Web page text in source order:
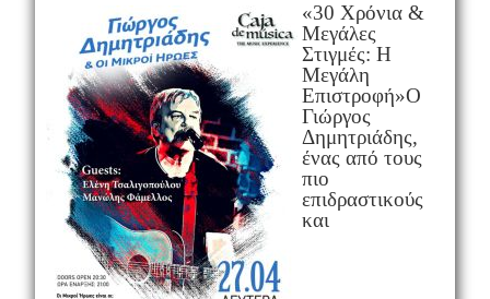
«30 Χρόνια &
Μεγάλες
Στιγμές: Η
Μεγάλη
Επιστροφή»Ο
Γιώργος
Δημητριάδης,
ένας από τους
πιο
επιδραστικούς
και